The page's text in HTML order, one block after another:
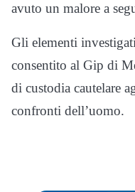
avuto un malore a
Gli elementi
consentito al Gip di
di custodia cautelare
confronti dell’uomo.